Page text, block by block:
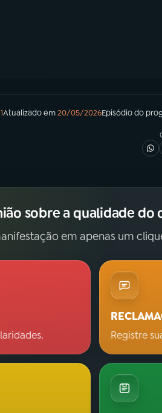
Atualizado em20/05/2026Episódiodo
sobre a qualidade
em apenas um
Registre